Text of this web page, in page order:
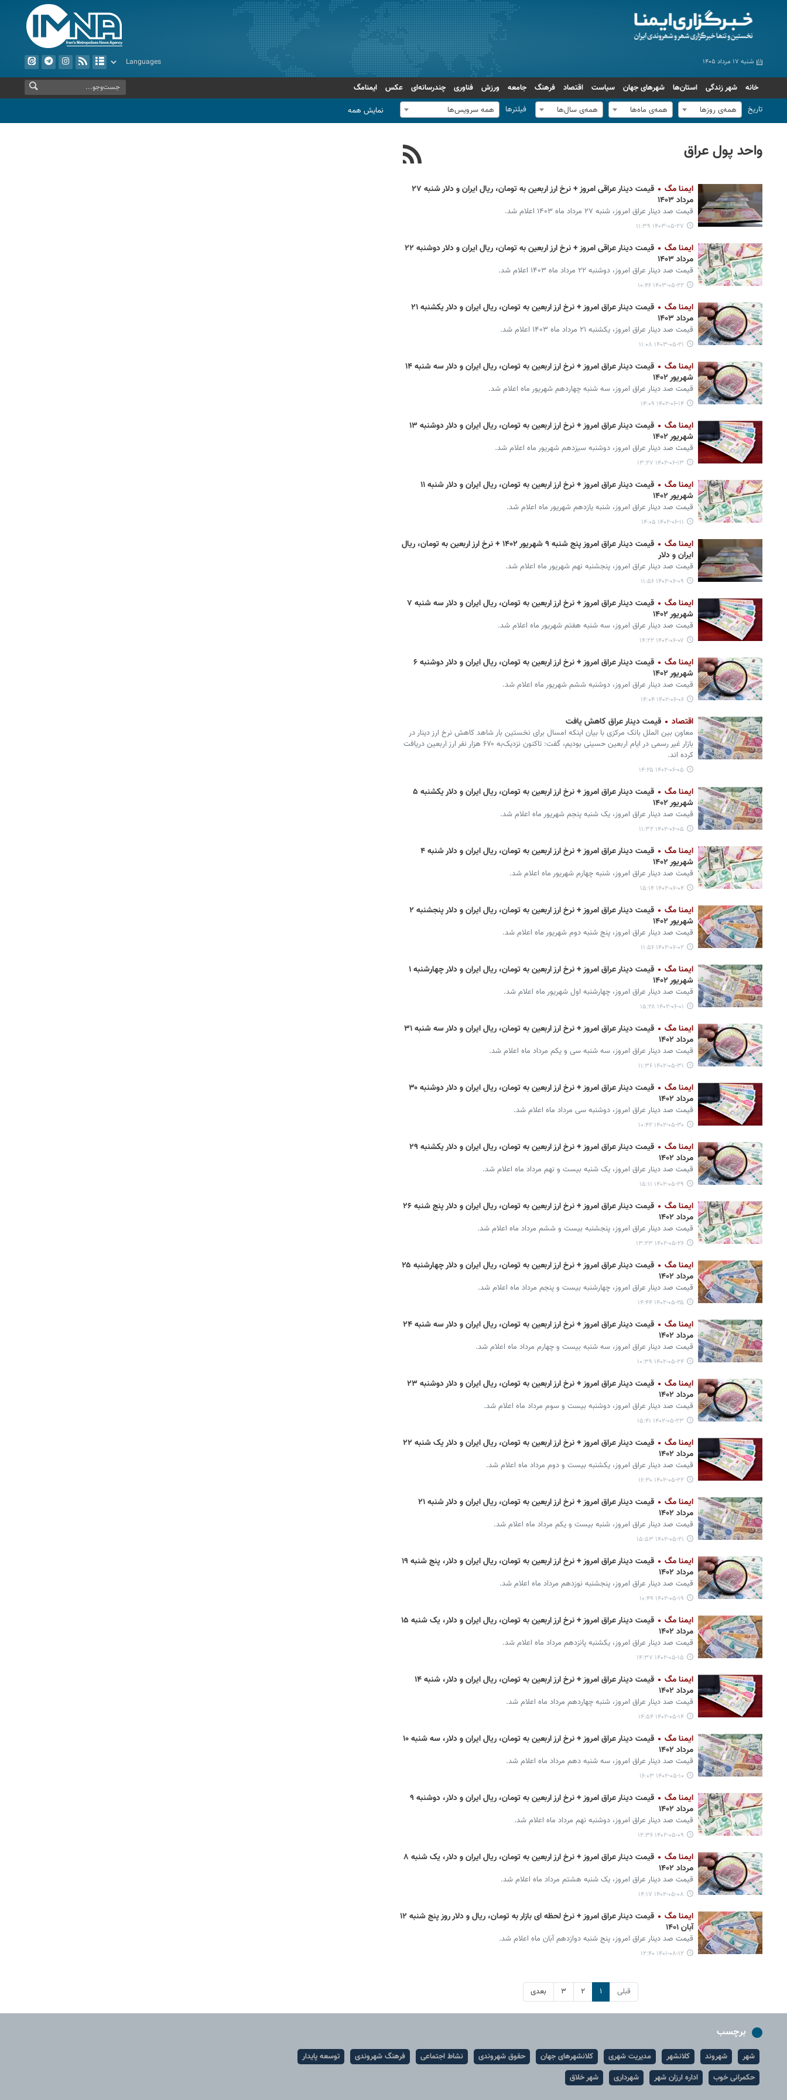
شنبه ۱۷ مرداد ۱۴۰۵
خانه شهر زندگی استان‌ها شهرهای جهان سیاست اقتصاد فرهنگ جامعه ورزش فناوری چندرسانه‌ای عکس
ایمنامگ
تاریخ
همه‌ی روزها همه‌ی ماه‌ها همه‌ی سال‌ها فیلترها همه سرویس‌ها نمایش همه
واحد پول عراق
ایمنا مگ
قیمت دینار عراقی امروز + نرخ ارز اربعین به تومان، ریال ایران و دلار شنبه ۲۷
مرداد ۱۴۰۳
قیمت صد دینار عراق امروز، شنبه ۲۷ مرداد ماه ۱۴۰۳ اعلام شد.
۱۴۰۳-۰۵-۲۷ ۱۱:۳۹
ایمنا مگ
قیمت دینار عراقی امروز + نرخ ارز اربعین به تومان، ریال ایران و دلار دوشنبه ۲۲
مرداد ۱۴۰۳
قیمت صد دینار عراق امروز، دوشنبه ۲۲ مرداد ماه ۱۴۰۳ اعلام شد.
۱۴۰۳-۰۵-۲۲ ۱۰:۴۶
ایمنا مگ
قیمت دینار عراق امروز + نرخ ارز اربعین به تومان، ریال ایران و دلار یکشنبه ۲۱
مرداد ۱۴۰۳
قیمت صد دینار عراق امروز، یکشنبه ۲۱ مرداد ماه ۱۴۰۳ اعلام شد.
۱۴۰۳-۰۵-۲۱ ۱۱:۰۸
ایمنا مگ
قیمت دینار عراق امروز + نرخ ارز اربعین به تومان، ریال ایران و دلار سه شنبه ۱۴
شهریور ۱۴۰۲
قیمت صد دینار عراق امروز، سه شنبه چهاردهم شهریور ماه اعلام شد.
۱۴۰۲-۰۶-۱۴ ۱۴:۰۹
ایمنا مگ
قیمت دینار عراق امروز + نرخ ارز اربعین به تومان، ریال ایران و دلار دوشنبه ۱۳
شهریور ۱۴۰۲
قیمت صد دینار عراق امروز، دوشنبه سیزدهم شهریور ماه اعلام شد.
۱۴۰۲-۰۶-۱۳ ۱۳:۲۷
ایمنا مگ
قیمت دینار عراق امروز + نرخ ارز اربعین به تومان، ریال ایران و دلار شنبه ۱۱
شهریور ۱۴۰۲
قیمت صد دینار عراق امروز، شنبه یازدهم شهریور ماه اعلام شد.
۱۴۰۲-۰۶-۱۱ ۱۴:۰۵
ایمنا مگ
قیمت دینار عراق امروز پنج شنبه ۹ شهریور ۱۴۰۲ + نرخ ارز اربعین به تومان، ریال
ایران و دلار
قیمت صد دینار عراق امروز، پنجشنبه نهم شهریور ماه اعلام شد.
۱۴۰۲-۰۶-۰۹ ۱۱:۵۶
ایمنا مگ
قیمت دینار عراق امروز + نرخ ارز اربعین به تومان، ریال ایران و دلار سه شنبه ۷
شهریور ۱۴۰۲
قیمت صد دینار عراق امروز، سه شنبه هفتم شهریور ماه اعلام شد.
۱۴۰۲-۰۶-۰۷ ۱۴:۲۲
ایمنا مگ
قیمت دینار عراق امروز + نرخ ارز اربعین به تومان، ریال ایران و دلار دوشنبه ۶
شهریور ۱۴۰۲
قیمت صد دینار عراق امروز، دوشنبه ششم شهریور ماه اعلام شد.
۱۴۰۲-۰۶-۰۶ ۱۴:۰۴
اقتصاد قیمت دینار عراق کاهش یافت
معاون بین الملل بانک مرکزی با بیان اینکه امسال برای نخستین بار شاهد کاهش نرخ ارز دینار در
بازار غیر رسمی در ایام اربعین حسینی بودیم، گفت: تاکنون نزدیک‌به ۶۷۰ هزار نفر ارز اربعین دریافت
کرده اند.
۱۴۰۲-۰۶-۰۵ ۱۴:۲۵
ایمنا مگ
قیمت دینار عراق امروز + نرخ ارز اربعین به تومان، ریال ایران و دلار یکشنبه ۵
شهریور ۱۴۰۲
قیمت صد دینار عراق امروز، یک شنبه پنجم شهریور ماه اعلام شد.
۱۴۰۲-۰۶-۰۵ ۱۱:۳۲
ایمنا مگ
قیمت دینار عراق امروز + نرخ ارز اربعین به تومان، ریال ایران و دلار شنبه ۴
شهریور ۱۴۰۲
قیمت صد دینار عراق امروز، شنبه چهارم شهریور ماه اعلام شد.
۱۴۰۲-۰۶-۰۴ ۱۵:۱۴
ایمنا مگ
قیمت دینار عراق امروز + نرخ ارز اربعین به تومان، ریال ایران و دلار پنجشنبه ۲
شهریور ۱۴۰۲
قیمت صد دینار عراق امروز، پنج شنبه دوم شهریور ماه اعلام شد.
۱۴۰۲-۰۶-۰۲ ۱۱:۵۶
ایمنا مگ
قیمت دینار عراق امروز + نرخ ارز اربعین به تومان، ریال ایران و دلار چهارشنبه ۱
شهریور ۱۴۰۲
قیمت صد دینار عراق امروز، چهارشنبه اول شهریور ماه اعلام شد.
۱۴۰۲-۰۶-۰۱ ۱۵:۲۸
ایمنا مگ
قیمت دینار عراق امروز + نرخ ارز اربعین به تومان، ریال ایران و دلار سه شنبه ۳۱
مرداد ۱۴۰۲
قیمت صد دینار عراق امروز، سه شنبه سی و یکم مرداد ماه اعلام شد.
۱۴۰۲-۰۵-۳۱ ۱۱:۳۶
ایمنا مگ
قیمت دینار عراق امروز + نرخ ارز اربعین به تومان، ریال ایران و دلار دوشنبه ۳۰
مرداد ۱۴۰۲
قیمت صد دینار عراق امروز، دوشنبه سی مرداد ماه اعلام شد.
۱۴۰۲-۰۵-۳۰ ۱۰:۴۲
ایمنا مگ
قیمت دینار عراق امروز + نرخ ارز اربعین به تومان، ریال ایران و دلار یکشنبه ۲۹
مرداد ۱۴۰۲
قیمت صد دینار عراق امروز، یک شنبه بیست و نهم مرداد ماه اعلام شد.
۱۴۰۲-۰۵-۲۹ ۱۵:۱۱
ایمنا مگ
قیمت دینار عراق امروز + نرخ ارز اربعین به تومان، ریال ایران و دلار پنج شنبه ۲۶
مرداد ۱۴۰۲
قیمت صد دینار عراق امروز، پنجشنبه بیست و ششم مرداد ماه اعلام شد.
۱۴۰۲-۰۵-۲۶ ۱۳:۲۳
ایمنا مگ
قیمت دینار عراق امروز + نرخ ارز اربعین به تومان، ریال ایران و دلار چهارشنبه ۲۵
مرداد ۱۴۰۲
قیمت صد دینار عراق امروز، چهارشنبه بیست و پنجم مرداد ماه اعلام شد.
۱۴۰۲-۰۵-۲۵ ۱۴:۴۴
ایمنا مگ
قیمت دینار عراق امروز + نرخ ارز اربعین به تومان، ریال ایران و دلار سه شنبه ۲۴
مرداد ۱۴۰۲
قیمت صد دینار عراق امروز، سه شنبه بیست و چهارم مرداد ماه اعلام شد.
۱۴۰۲-۰۵-۲۴ ۱۰:۳۹
ایمنا مگ
قیمت دینار عراق امروز + نرخ ارز اربعین به تومان، ریال ایران و دلار دوشنبه ۲۳
مرداد ۱۴۰۲
قیمت صد دینار عراق امروز، دوشنبه بیست و سوم مرداد ماه اعلام شد.
۱۴۰۲-۰۵-۲۳ ۱۵:۴۱
ایمنا مگ
قیمت دینار عراق امروز + نرخ ارز اربعین به تومان، ریال ایران و دلار یک شنبه ۲۲
مرداد ۱۴۰۲
قیمت صد دینار عراق امروز، یکشنبه بیست و دوم مرداد ماه اعلام شد.
۱۴۰۲-۰۵-۲۲ ۱۶:۳۰
ایمنا مگ
قیمت دینار عراق امروز + نرخ ارز اربعین به تومان، ریال ایران و دلار شنبه ۲۱
مرداد ۱۴۰۲
قیمت صد دینار عراق امروز، شنبه بیست و یکم مرداد ماه اعلام شد.
۱۴۰۲-۰۵-۲۱ ۱۵:۵۳
ایمنا مگ
قیمت دینار عراق امروز + نرخ ارز اربعین به تومان، ریال ایران و دلار، پنج شنبه ۱۹
مرداد ۱۴۰۲
قیمت صد دینار عراق امروز، پنجشنبه نوزدهم مرداد ماه اعلام شد.
۱۴۰۲-۰۵-۱۹ ۱۰:۴۹
ایمنا مگ
قیمت دینار عراق امروز + نرخ ارز اربعین به تومان، ریال ایران و دلار، یک شنبه ۱۵
مرداد ۱۴۰۲
قیمت صد دینار عراق امروز، یکشنبه پانزدهم مرداد ماه اعلام شد.
۱۴۰۲-۰۵-۱۵ ۱۴:۳۷
ایمنا مگ
قیمت دینار عراق امروز + نرخ ارز اربعین به تومان، ریال ایران و دلار، شنبه ۱۴
مرداد ۱۴۰۲
قیمت صد دینار عراق امروز، شنبه چهاردهم مرداد ماه اعلام شد.
۱۴۰۲-۰۵-۱۴ ۱۴:۵۴
ایمنا مگ
قیمت دینار عراق امروز + نرخ ارز اربعین به تومان، ریال ایران و دلار، سه شنبه ۱۰
مرداد ۱۴۰۲
قیمت صد دینار عراق امروز، سه شنبه دهم مرداد ماه اعلام شد.
۱۴۰۲-۰۵-۱۰ ۱۶:۰۳
ایمنا مگ
قیمت دینار عراق امروز + نرخ ارز اربعین به تومان، ریال ایران و دلار، دوشنبه ۹
مرداد ۱۴۰۲
قیمت صد دینار عراق امروز، دوشنبه نهم مرداد ماه اعلام شد.
۱۴۰۲-۰۵-۰۹ ۱۲:۳۶
ایمنا مگ
قیمت دینار عراق امروز + نرخ ارز اربعین به تومان، ریال ایران و دلار، یک شنبه ۸
مرداد ۱۴۰۲
قیمت صد دینار عراق امروز، یک شنبه هشتم مرداد ماه اعلام شد.
۱۴۰۲-۰۵-۰۸ ۱۴:۱۷
ایمنا مگ
قیمت دینار عراق امروز + نرخ لحظه ای بازار به تومان، ریال و دلار روز پنج شنبه ۱۲
آبان ۱۴۰۱
قیمت صد دینار عراق امروز، پنج شنبه دوازدهم آبان ماه اعلام شد.
۱۴۰۱-۰۸-۱۲ ۱۲:۴۰
قبلی ۱ ۲ ۳ بعدی
برچسب
شهر شهروند کلانشهر مدیریت شهری کلانشهرهای جهان حقوق شهروندی نشاط اجتماعی فرهنگ شهروندی
توسعه پایدار
حکمرانی خوب
اداره ارزان شهر شهرداری شهر خلاق